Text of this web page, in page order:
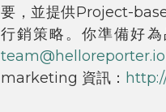
要，並提供Project-
行銷策略。你準備好
team@helloreporter.io
marketing 資訊：